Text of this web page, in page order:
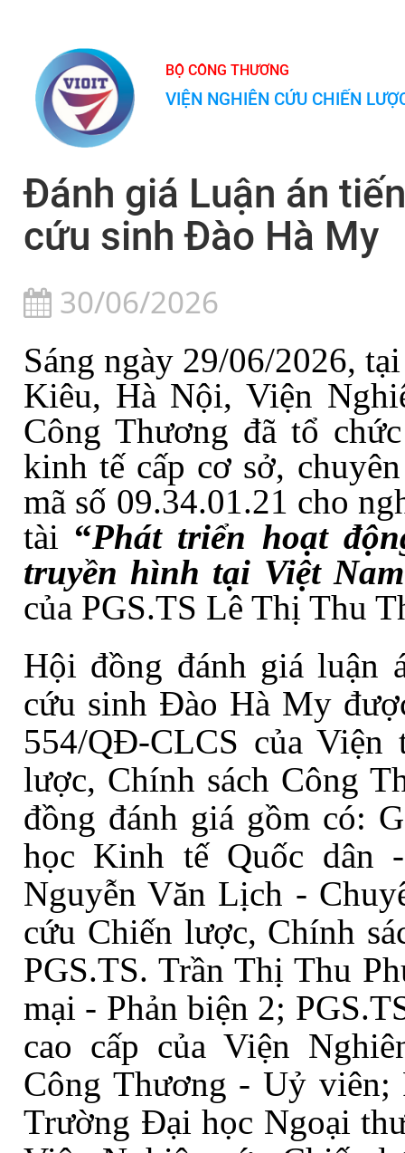
BỘ CÔNG THƯƠNG
VIỆN NGHIÊN CỨU CHIẾN
Đánh giá Luận án
cứu sinh Đào Hà My
30/06/2026
Sángngày 29/06/2026,
Kiêu, Hà Nội, Viện
Công Thương đã tổ
kinh tế cấp cơ sở,
mã số 09.34.01.21 cho
tài “Phát triển hoạt
truyền hình tại Việt Nam
của PGS.TS Lê Thị Thu
Hội đồng đánh giá luận
cứu sinh Đào Hà My
554/QĐ-CLCS của Viện
lược, Chính sách Công
đồng đánh giá gồm có:
học Kinh tế Quốc dân -
Nguyễn Văn Lịch -
cứu Chiến lược, Chính
PGS.TS. Trần Thị Thu
mại - Phản biện 2;
cao cấp của Viện
Công Thương - Uỷ viên;
Trường Đại học Ngoại